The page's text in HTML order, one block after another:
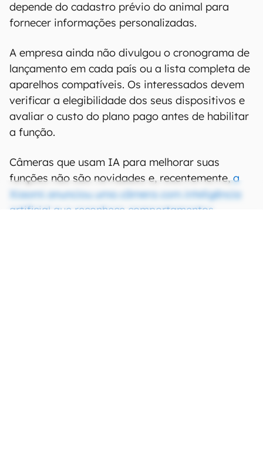
depende do cadastro prévio do animal para
fornecer informações personalizadas.
A empresa ainda não divulgou o cronograma de
lançamento em cada país ou a lista completa de
aparelhos compatíveis. Os interessados devem
verificar a elegibilidade dos seus dispositivos e
avaliar o custo do plano pago antes de habilitar
a função.
Câmeras que usam IA para melhorar suas
funções não são novidades e, recentemente,a
Xiaomi anunciou uma câmera com inteligência
artificial que reconhece comportamentos.